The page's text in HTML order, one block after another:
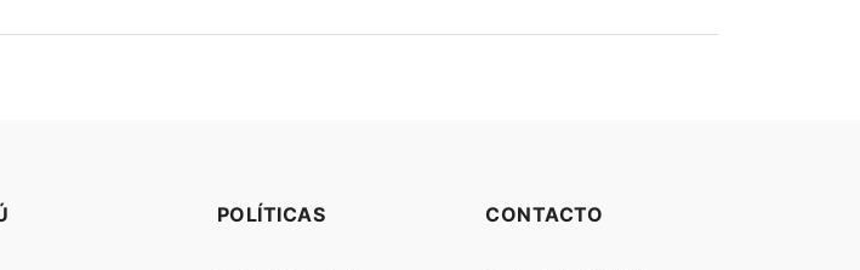
POLÍTICAS CONTACTO